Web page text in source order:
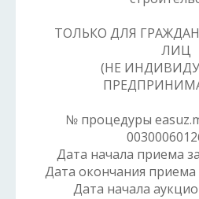
ТОЛЬКО ДЛЯ
ЛИЦ
(НЕ
№ процедуры
Дата начала приема
Дата окончания приема
Дата начала